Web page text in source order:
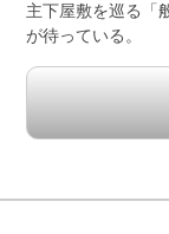
主下屋敷を巡る「
が待っている。